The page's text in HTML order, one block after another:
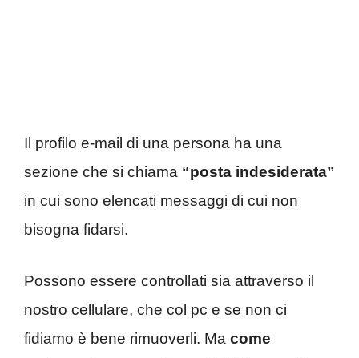
Il profilo e-mail di una persona ha una
sezione che si chiama “posta indesiderata”
in cui sono elencati messaggi di cui non
bisogna fidarsi.
Possono essere controllati sia attraverso il
nostro cellulare, che col pc e se non ci
fidiamo è bene rimuoverli. Ma come